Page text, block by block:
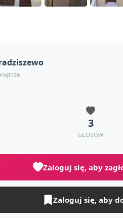
3
GŁOSÓW
Zaloguj się, aby
Zaloguj się, aby